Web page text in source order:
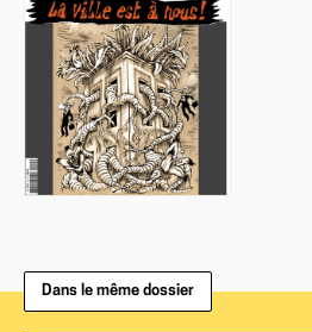
Dans le même dossier